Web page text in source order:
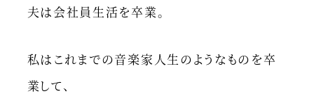
夫は会社員生活を卒業。
私はこれまでの音楽家人生のようなものを卒
業して、